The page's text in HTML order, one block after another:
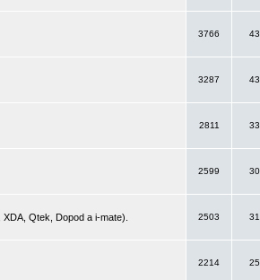
3766
3287
2811
2599
Qtek, Dopod a i-mate).
2503
2214